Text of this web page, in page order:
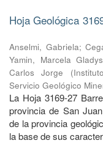
Hoja Geológica
Anselmi, Gabriela;
Yamin, Marcela Gladys
Carlos Jorge
(
Servicio Geológico
La Hoja 3169-27
provincia de San
de la provincia
la base de sus